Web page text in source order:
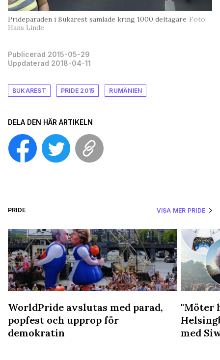
Prideparaden i Bukarest samlade kring 1000 deltagare Foto:
Hans Linde
Publicerad 2015-05-29
Uppdaterad 2018-04-11
BUKAREST PRIDE 2015 RUMÄNIEN
DELA DEN HÄR ARTIKELN
PRIDE VISA MER PRIDE
WorldPride avslutas med parad,
popfest och upprop för
demokratin
"Möter
med